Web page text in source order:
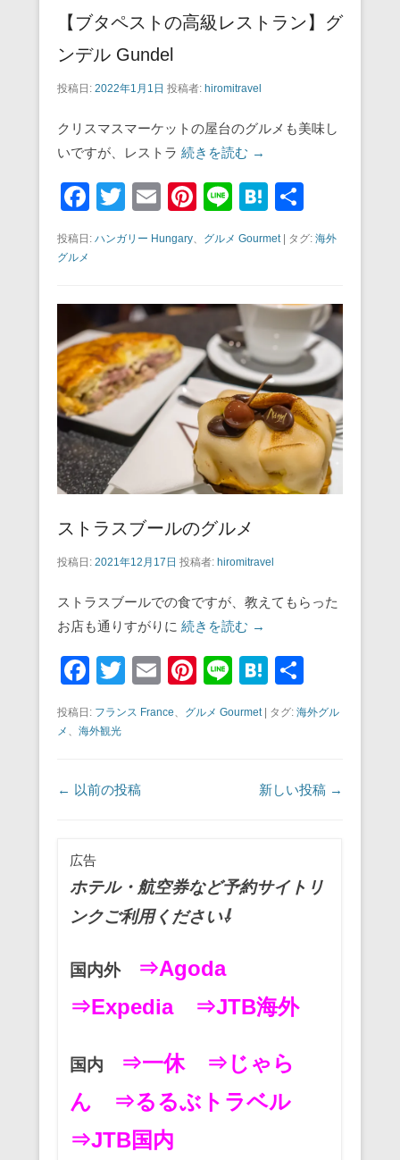
【ブタペストの高級レストラン】グ
ンデル Gundel
投稿日: 2022年1月1日 投稿者: hiromitravel
クリスマスマーケットの屋台のグルメも美味し
いですが、レストラ 続きを読む →
F
b
o
o
k
T
tt
E
ail
Pi
nt
er
st
Li
H
a
有
投稿日: ハンガリー Hungary グルメ Gourmet| タグ: 海外
グルメ
ストラスブールのグルメ
投稿日: 2021年12月17日 投稿者: hiromitravel
ストラスブールでの食ですが、教えてもらった
お店も通りすがりに 続きを読む →
F
c
b
k
T
tt
E
ail
Pi
er
Li
H
e
a
有
投稿日: フランス France グルメ Gourmet| タグ: 海外グル
メ
海外観光
投稿ナビゲーション
← 以前の投稿 新しい投稿 →
広告
ホテル・航空券など予約サイトリ
ンクご利用ください⇩
国内外
⇒Agoda
⇒Expedia
⇒JTB海外
国内 ⇒一休
⇒じゃら
ん
⇒るるぶトラベル
⇒JTB国内